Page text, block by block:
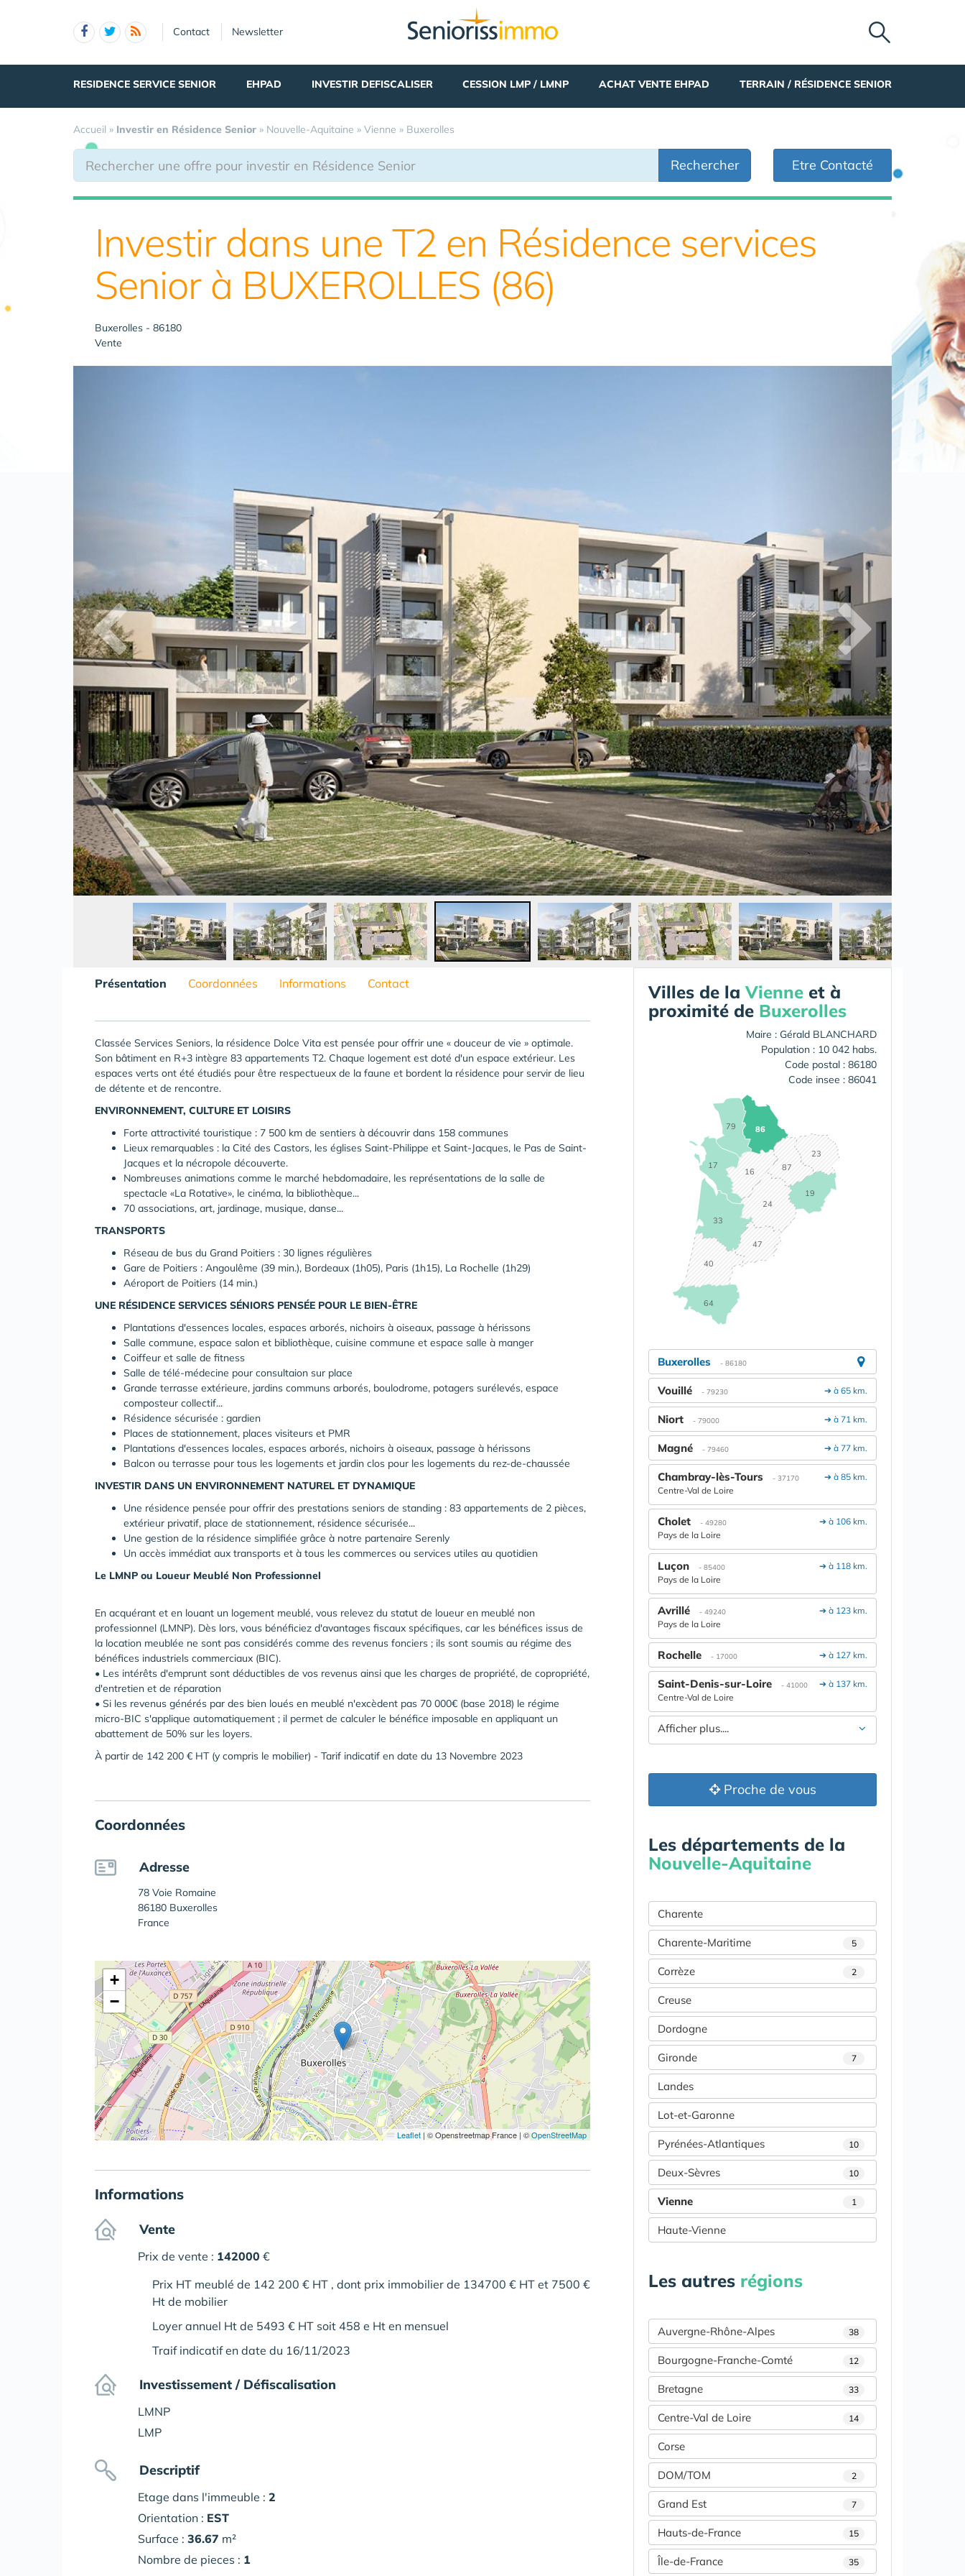
Contact Newsletter
RESIDENCE SERVICE SENIOR EHPAD INVESTIR DEFISCALISER CESSION LMP / LMNP ACHAT VENTE EHPAD TERRAIN / RÉSIDENCE SENIOR
Accueil » Investir en Résidence Senior » Nouvelle-Aquitaine » Vienne » Buxerolles
Rechercher Etre Contacté
Investir dans une T2 en Résidence services
Senior à BUXEROLLES (86)
Buxerolles - 86180
Vente
Présentation Coordonnées Informations Contact
Classée Services Seniors, la résidence Dolce Vita est pensée pour offrir une « douceur de vie » optimale.
Son bâtiment en R+3 intègre 83 appartements T2. Chaque logement est doté d'un espace extérieur. Les
espaces verts ont été étudiés pour être respectueux de la faune et bordent la résidence pour servir de lieu
de détente et de rencontre.
ENVIRONNEMENT, CULTURE ET LOISIRS
Forte attractivité touristique : 7 500 km de sentiers à découvrir dans 158 communes
Lieux remarquables : la Cité des Castors, les églises Saint-Philippe et Saint-Jacques, le Pas de Saint-
Jacques et la nécropole découverte.
Nombreuses animations comme le marché hebdomadaire, les représentations de la salle de
spectacle «La Rotative», le cinéma, la bibliothèque...
70 associations, art, jardinage, musique, danse...
TRANSPORTS
Réseau de bus du Grand Poitiers : 30 lignes régulières
Gare de Poitiers : Angoulême (39 min.), Bordeaux (1h05), Paris (1h15), La Rochelle (1h29)
Aéroport de Poitiers (14 min.)
UNE RÉSIDENCE SERVICES SÉNIORS PENSÉE POUR LE BIEN-ÊTRE
Plantations d'essences locales, espaces arborés, nichoirs à oiseaux, passage à hérissons
Salle commune, espace salon et bibliothèque, cuisine commune et espace salle à manger
Coiffeur et salle de fitness
Salle de télé-médecine pour consultaion sur place
Grande terrasse extérieure, jardins communs arborés, boulodrome, potagers surélevés, espace
composteur collectif...
Résidence sécurisée : gardien
Places de stationnement, places visiteurs et PMR
Plantations d'essences locales, espaces arborés, nichoirs à oiseaux, passage à hérissons
Balcon ou terrasse pour tous les logements et jardin clos pour les logements du rez-de-chaussée
INVESTIR DANS UN ENVIRONNEMENT NATUREL ET DYNAMIQUE
Une résidence pensée pour offrir des prestations seniors de standing : 83 appartements de 2 pièces,
extérieur privatif, place de stationnement, résidence sécurisée...
Une gestion de la résidence simplifiée grâce à notre partenaire Serenly
Un accès immédiat aux transports et à tous les commerces ou services utiles au quotidien
Le LMNP ou Loueur Meublé Non Professionnel
En acquérant et en louant un logement meublé, vous relevez du statut de loueur en meublé non
professionnel (LMNP). Dès lors, vous bénéficiez d'avantages fiscaux spécifiques, car les bénéfices issus de
la location meublée ne sont pas considérés comme des revenus fonciers ; ils sont soumis au régime des
bénéfices industriels commerciaux (BIC).
• Les intérêts d'emprunt sont déductibles de vos revenus ainsi que les charges de propriété, de copropriété,
d'entretien et de réparation
• Si les revenus générés par des bien loués en meublé n'excèdent pas 70 000€ (base 2018) le régime
micro-BIC s'applique automatiquement ; il permet de calculer le bénéfice imposable en appliquant un
abattement de 50% sur les loyers.
À partir de 142 200 € HT (y compris le mobilier) - Tarif indicatif en date du 13 Novembre 2023
Coordonnées
Adresse
78 Voie Romaine
86180 Buxerolles
France
+
−
Leaflet | © Openstreetmap France | ©OpenStreetMap
Informations
Vente
Prix de vente : 142000 €
Prix HT meublé de 142 200 € HT , dont prix immobilier de 134700 € HT et 7500 €
Ht de mobilier
Loyer annuel Ht de 5493 € HT soit 458 e Ht en mensuel
Traif indicatif en date du 16/11/2023
Investissement / Défiscalisation
LMNP
LMP
Descriptif
Etage dans l'immeuble : 2
Orientation : EST
Surface : 36.67 m²
Nombre de pieces : 1
Villes de laVienne et à
proximité de Buxerolles
Maire : Gérald BLANCHARD
Population : 10 042 habs.
Code postal : 86180
Code insee : 86041
16
17
19
23
24
33
40
47
64
79 86
87
Buxerolles - 86180
➔ à 65 km.
Vouillé - 79230
➔ à 71 km.
Niort - 79000
➔ à 77 km.
Magné - 79460
➔ à 85 km.
Chambray-lès-Tours - 37170
Centre-Val de Loire
➔ à 106 km.
Cholet - 49280
Pays de la Loire
➔ à 118 km.
Luçon - 85400
Pays de la Loire
➔ à 123 km.
Avrillé - 49240
Pays de la Loire
➔ à 127 km.
Rochelle - 17000
➔ à 137 km.
Saint-Denis-sur-Loire - 41000
Centre-Val de Loire
Afficher plus....
Proche de vous
Les départements de la
Nouvelle-Aquitaine
Charente
Charente-Maritime 5
Corrèze 2
Creuse
Dordogne
Gironde 7
Landes
Lot-et-Garonne
Pyrénées-Atlantiques 10
Deux-Sèvres 10
Vienne 1
Haute-Vienne
Les autres régions
Auvergne-Rhône-Alpes 38
Bourgogne-Franche-Comté 12
Bretagne 33
Centre-Val de Loire 14
Corse
DOM/TOM 2
Grand Est 7
Hauts-de-France 15
Île-de-France 35